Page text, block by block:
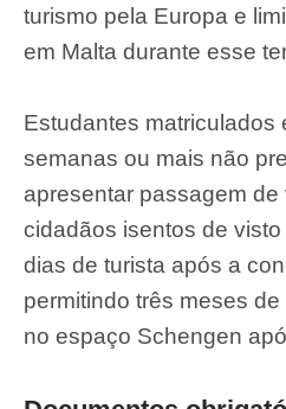
turismo pela Europa e
em Malta durante esse
Estudantes matriculados
semanas ou mais não
apresentar passagem de
cidadãos isentos de
dias de turista após a
permitindo três meses
no espaço Schengen